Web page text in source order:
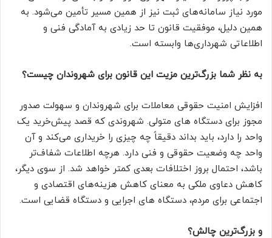
مورد نیاز سامانه‌های ثبت نیز از همین مسیر تأمین می‌شود. به
همین دلیل، موفقیت قانون تا حد زیادی به آمادگی فنی و
اطلاعاتی شهرداری‌ها وابسته است.
به نظر شما بزرگ‌ترین مزیت این قانون برای شهروندان چیست؟
افزایش امنیت حقوقی معاملات برای شهروندان و سهولت صدور
مجوز برای دستگاه های متولی. شهروندی که قصد پیش‌خرید یک
واحد را دارد، باید بداند دقیقاً چه چیزی را خریداری می‌کند و آن
واحد چه وضعیت حقوقی و فنی دارد. هرچه اطلاعات شفاف‌تر
باشد، احتمال بروز اختلافات بعدی کمتر خواهد شد. از سوی دیگر،
کاهش دعاوی ملکی به معنای کاهش هزینه‌های اقتصادی و
اجتماعی برای مردم، دستگاه های اجرایی و دستگاه قضایی است.
و بزرگ‌ترین چالش؟